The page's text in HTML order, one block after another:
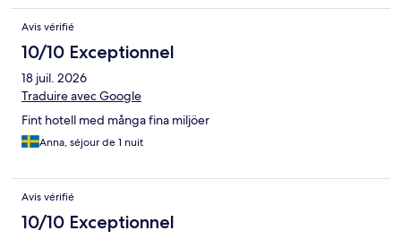
Avis vérifié
10/10 Exceptionnel
18 juil. 2026
Traduire avec Google
Fint hotell med många fina miljöer
Anna, séjour de 1 nuit
Avis vérifié
10/10 Exceptionnel